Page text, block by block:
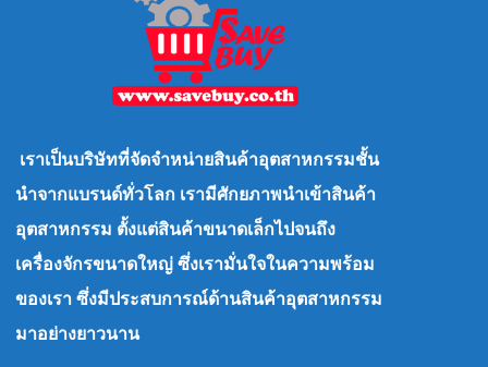
เราเป็นบริษัทที่จัดจำหน่ายสินค้าอุตสาหกรรมชั้น
นำจากแบรนด์ทั่วโลก เรามีศักยภาพนำเข้าสินค้า
อุตสาหกรรม ตั้งแต่สินค้าขนาดเล็กไปจนถึง
เครื่องจักรขนาดใหญ่ ซึ่งเรามั่นใจในความพร้อม
ของเรา ซึ่งมีประสบการณ์ด้านสินค้าอุตสาหกรรม
มาอย่างยาวนาน